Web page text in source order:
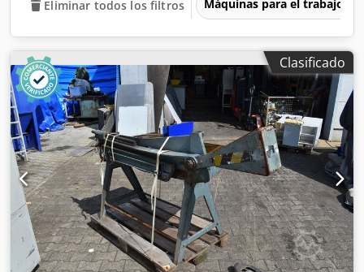
Eliminar todos los filtros Máquinas para el trabajo
Clasificado